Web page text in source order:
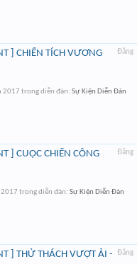
Đăng
] CHIẾN TÍCH VƯƠNG
2017 trong diễn đàn: Sự Kiện Diễn Đàn
Đăng
] CUỘC CHIẾN CÔNG
trong diễn đàn: Sự Kiện Diễn Đàn
Đăng
] THỬ THÁCH VƯỢT ẢI -